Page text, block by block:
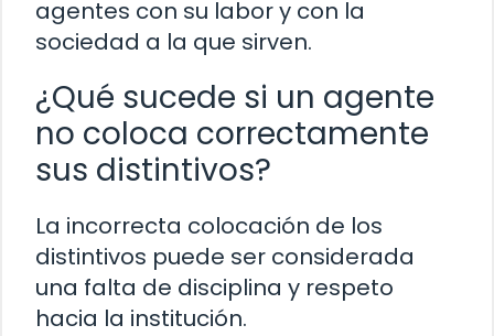
agentes con su labor y con la
sociedad a la que sirven.
¿Qué sucede si un agente
no coloca correctamente
sus distintivos?
La incorrecta colocación de los
distintivos puede ser considerada
una falta de disciplina y respeto
hacia la institución.